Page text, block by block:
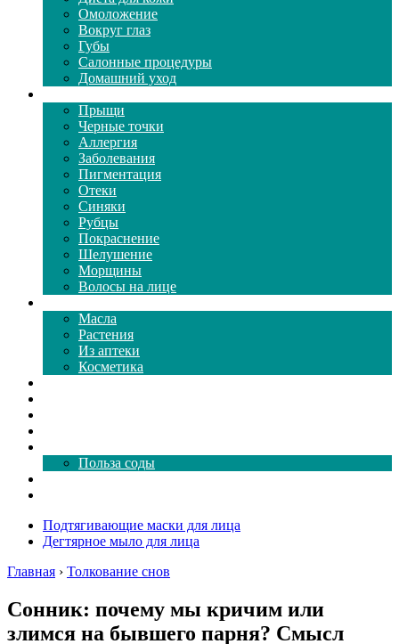
Омоложение
Вокруг глаз
Губы
Салонные процедуры
Домашний уход
Прыщи
Черные точки
Аллергия
Заболевания
Пигментация
Отеки
Синяки
Рубцы
Покраснение
Шелушение
Морщины
Волосы на лице
Масла
Растения
Из аптеки
Косметика
Польза соды
Подтягивающие маски для лица
Дегтярное мыло для лица
Главная › Толкование снов
Сонник: почему мы кричим или
злимся на бывшего парня? Смысл